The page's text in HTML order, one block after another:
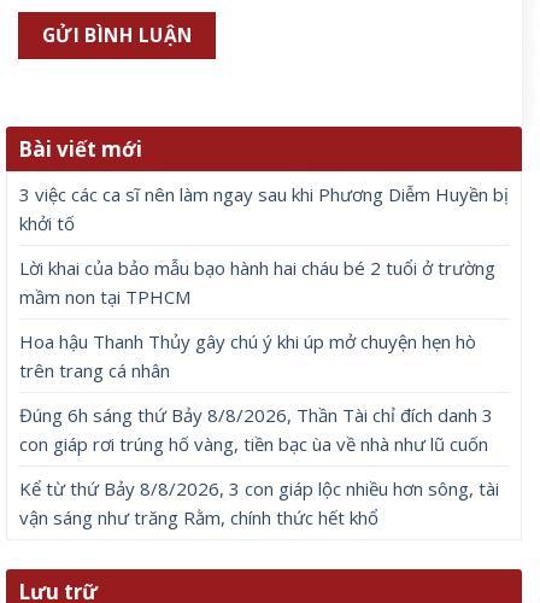
Bài viết mới
3 việc các ca sĩ nên làm ngay sau khi Phương Diễm Huyền bị
khởi tố
Lời khai của bảo mẫu bạo hành hai cháu bé 2 tuổi ở trường
mầm non tại TPHCM
Hoa hậu Thanh Thủy gây chú ý khi úp mở chuyện hẹn hò
trên trang cá nhân
Đúng 6h sáng thứ Bảy 8/8/2026, Thần Tài chỉ đích danh 3
con giáp rơi trúng hố vàng, tiền bạc ùa về nhà như lũ cuốn
Kể từ thứ Bảy 8/8/2026, 3 con giáp lộc nhiều hơn sông, tài
vận sáng như trăng Rằm, chính thức hết khổ
Lưu trữ